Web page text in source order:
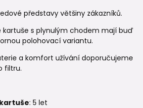
představy většiny zákazníků.
kartuše s plynulým chodem mají buď
polohovací variantu.
a komfort užívání doporučujeme
filtru.
: 5 let